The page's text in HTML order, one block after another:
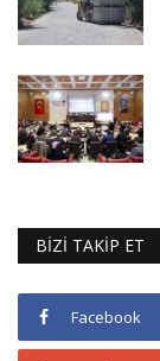
BİZİ TAKİP ET
Facebook